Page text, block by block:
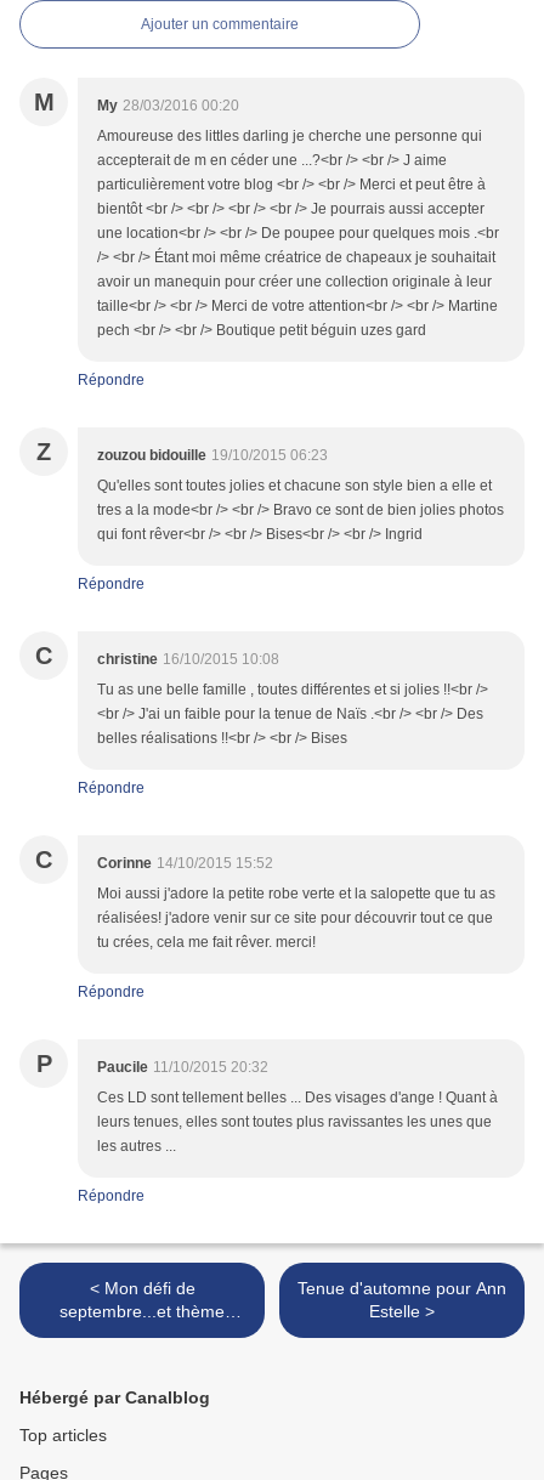
Ajouter un commentaire
M My 28/03/2016 00:20
Amoureuse des littles darling je cherche une personne qui
accepterait de m en céder une ...?<br /> <br /> J aime
particulièrement votre blog <br /> <br /> Merci et peut être à
bientôt <br /> <br /> <br /> <br /> Je pourrais aussi accepter
une location<br /> <br /> De poupee pour quelques mois .<br
/> <br /> Étant moi même créatrice de chapeaux je souhaitait
avoir un manequin pour créer une collection originale à leur
taille<br /> <br /> Merci de votre attention<br /> <br /> Martine
pech <br /> <br /> Boutique petit béguin uzes gard
Répondre
Z zouzou bidouille 19/10/2015 06:23
Qu'elles sont toutes jolies et chacune son style bien a elle et
tres a la mode<br /> <br /> Bravo ce sont de bien jolies photos
qui font rêver<br /> <br /> Bises<br /> <br /> Ingrid
Répondre
C christine 16/10/2015 10:08
Tu as une belle famille , toutes différentes et si jolies !!<br />
<br /> J'ai un faible pour la tenue de Naïs .<br /> <br /> Des
belles réalisations !!<br /> <br /> Bises
Répondre
C Corinne 14/10/2015 15:52
Moi aussi j'adore la petite robe verte et la salopette que tu as
réalisées! j'adore venir sur ce site pour découvrir tout ce que
tu crées, cela me fait rêver. merci!
Répondre
P Paucile 11/10/2015 20:32
Ces LD sont tellement belles ... Des visages d'ange ! Quant à
leurs tenues, elles sont toutes plus ravissantes les unes que
les autres ...
Répondre
< Mon défi de
septembre...et thème
d'octobre...
Tenue d'automne pour Ann
Estelle >
Hébergé par Canalblog
Top articles
Pages